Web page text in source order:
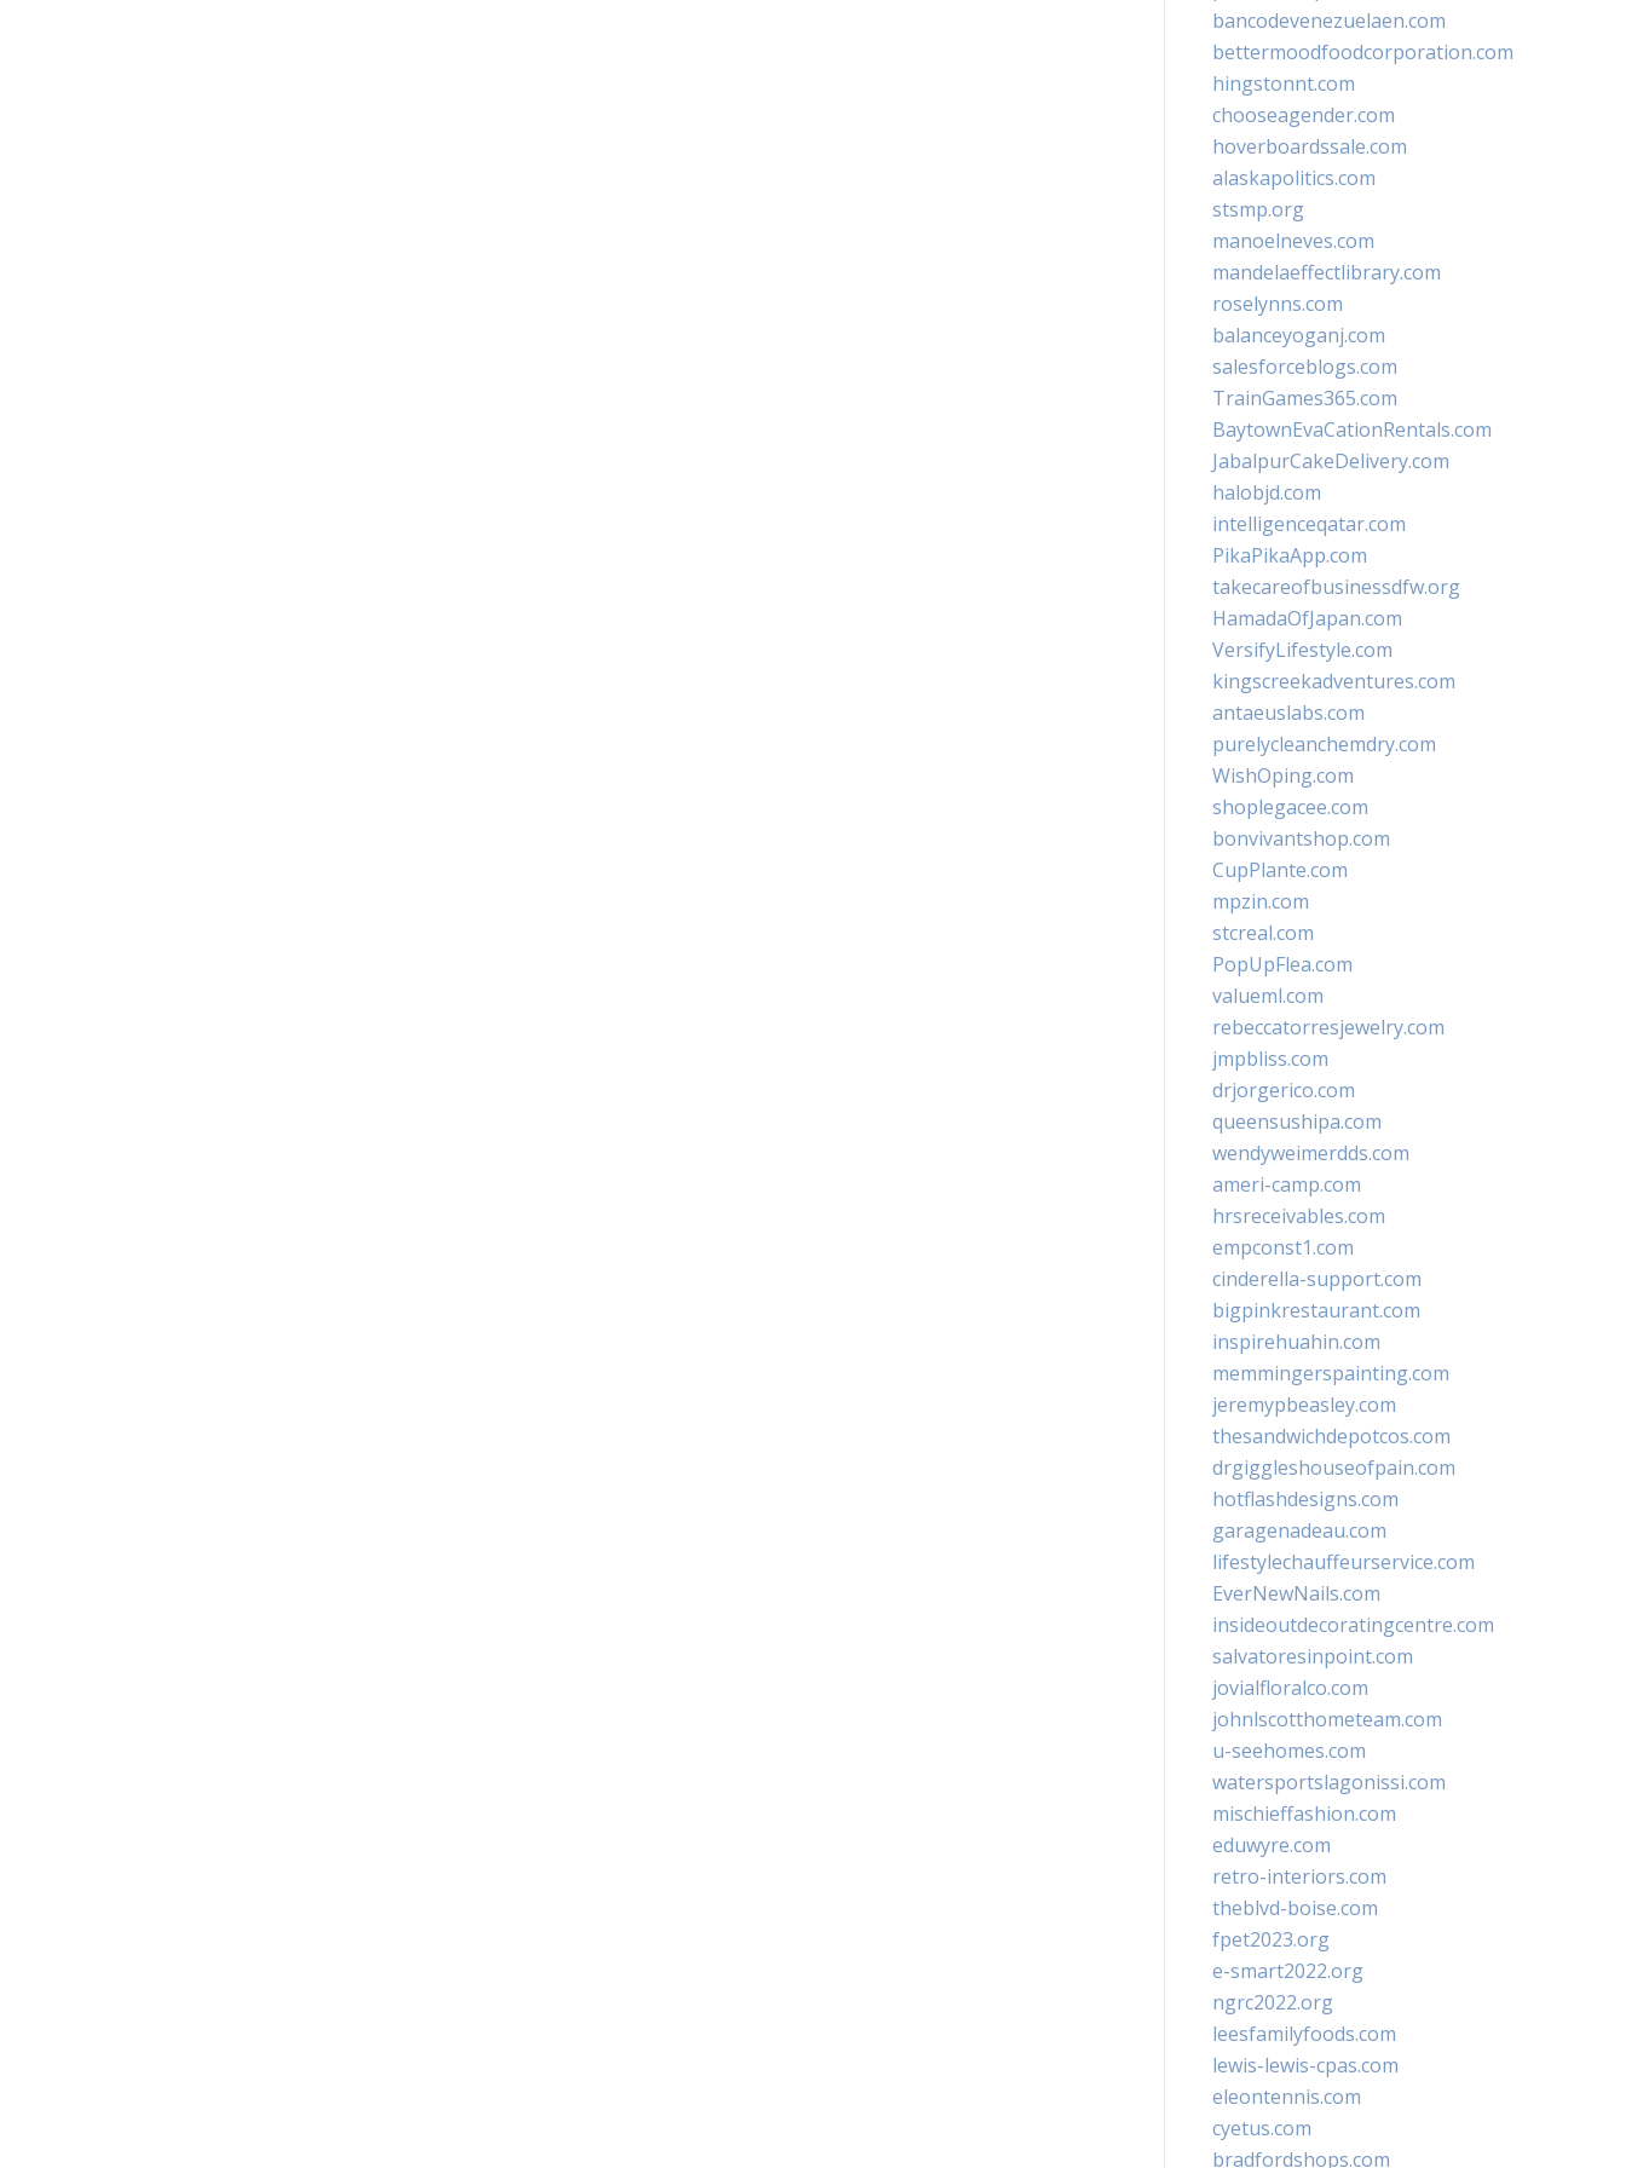
bancodevenezuelaen.com
bettermoodfoodcorporation.com
hingstonnt.com
chooseagender.com
hoverboardssale.com
alaskapolitics.com
stsmp.org
manoelneves.com
mandelaeffectlibrary.com
roselynns.com
balanceyoganj.com
salesforceblogs.com
TrainGames365.com
BaytownEvaCationRentals.com
JabalpurCakeDelivery.com
halobjd.com
intelligenceqatar.com
PikaPikaApp.com
takecareofbusinessdfw.org
HamadaOfJapan.com
VersifyLifestyle.com
kingscreekadventures.com
antaeuslabs.com
purelycleanchemdry.com
WishOping.com
shoplegacee.com
bonvivantshop.com
CupPlante.com
mpzin.com
stcreal.com
PopUpFlea.com
valueml.com
rebeccatorresjewelry.com
jmpbliss.com
drjorgerico.com
queensushipa.com
wendyweimerdds.com
ameri-camp.com
hrsreceivables.com
empconst1.com
cinderella-support.com
bigpinkrestaurant.com
inspirehuahin.com
memmingerspainting.com
jeremypbeasley.com
thesandwichdepotcos.com
drgiggleshouseofpain.com
hotflashdesigns.com
garagenadeau.com
lifestylechauffeurservice.com
EverNewNails.com
insideoutdecoratingcentre.com
salvatoresinpoint.com
jovialfloralco.com
johnlscotthometeam.com
u-seehomes.com
watersportslagonissi.com
mischieffashion.com
eduwyre.com
retro-interiors.com
theblvd-boise.com
fpet2023.org
e-smart2022.org
ngrc2022.org
leesfamilyfoods.com
lewis-lewis-cpas.com
eleontennis.com
cyetus.com
bradfordshops.com